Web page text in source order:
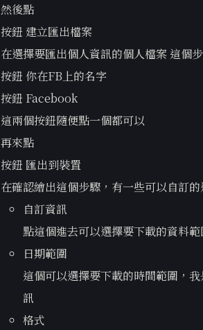
然後點
按鈕 建立匯出檔案
在選擇要匯出個人資訊的個人檔案 這個
按鈕 你在FB上的名字
按鈕 Facebook
這兩個按鈕隨便點一個都可以
再來點
按鈕 匯出到裝置
在確認繪出這個步驟，有一些可以自訂的
自訂資訊
點這個進去可以選擇要下載的資料
日期範圍
這個可以選擇要下載的時間範圍，
訊
格式